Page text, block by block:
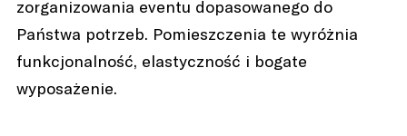
zorganizowania eventu dopasowanego do
Państwa potrzeb. Pomieszczenia te wyróżnia
funkcjonalność, elastyczność i bogate
wyposażenie.